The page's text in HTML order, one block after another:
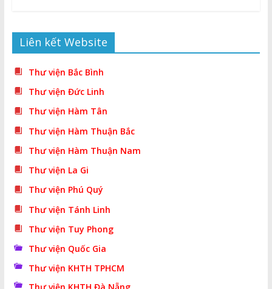
Liên kết Website
Thư viện Bắc Bình
Thư viện Đức Linh
Thư viện Hàm Tân
Thư viện Hàm Thuận Bắc
Thư viện Hàm Thuận Nam
Thư viện La Gi
Thư viện Phú Quý
Thư viện Tánh Linh
Thư viện Tuy Phong
Thư viện Quốc Gia
Thư viện KHTH TPHCM